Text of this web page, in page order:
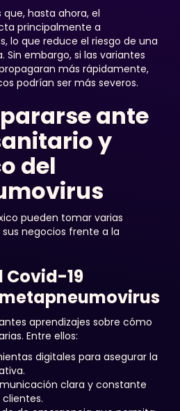
hasta ahora, el
principalmente a
lo que reduce el riesgo de una
Sin embargo, si las variantes
más rápidamente,
podrían ser más severos.
ante
y
del
pueden tomar varias
negocios frente a la
Covid-19
aprendizajes sobre cómo
Entre ellos:
digitales para asegurar la
clara y constante